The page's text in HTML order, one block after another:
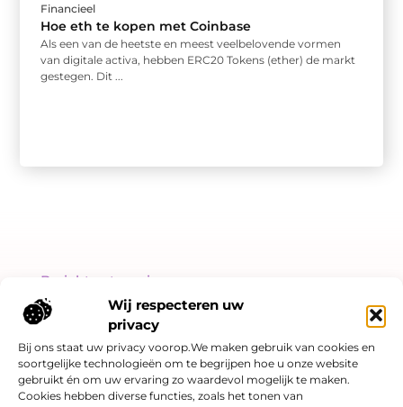
Wij respecteren uw
privacy
Bij ons staat uw privacy voorop.We maken gebruik van cookies en
soortgelijke technologieën om te begrijpen hoe u onze website
gebruikt én om uw ervaring zo waardevol mogelijk te maken.
Cookies hebben diverse functies, zoals het tonen van
Financieel
Hoe eth te kopen met Coinbase
Als een van de heetste en meest veelbelovende vormen
van digitale activa, hebben ERC20 Tokens (ether) de markt
gestegen. Dit ...
Onze informatie
Bericht categorie